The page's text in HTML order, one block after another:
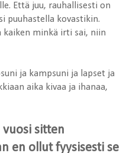
Että juu, rauhallisesti on
puuhastella kovastikin.
kaiken minkä irti sai, niin
ja kampsuni ja lapset ja
aika kivaa ja ihanaa,
sitten
en ollut fyysisesti se